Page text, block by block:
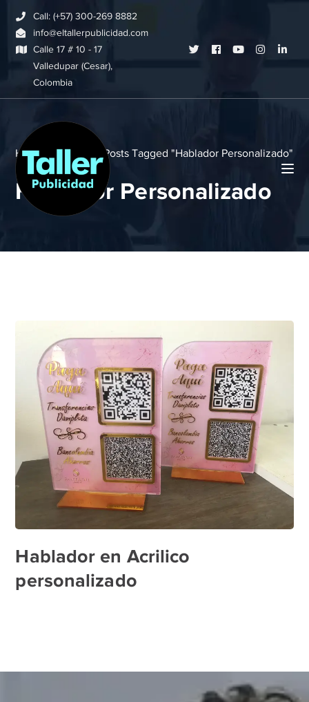
Call: (+57) 300-269 8882
info@eltallerpublicidad.com
Calle 17 # 10 - 17
Valledupar (Cesar),
Colombia
TwitterFacebook
YoutubeInstagram
Home Blog Posts Tagged "Hablador Personalizado"
Hablador Personalizado
Hablador en Acrilico
personalizado